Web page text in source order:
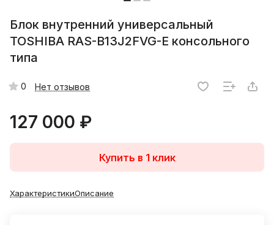
Блок внутренний универсальный
TOSHIBA RAS-B13J2FVG-E консольного
типа
0 Нет отзывов
127 000 ₽
Купить в 1 клик
ХарактеристикиОписание